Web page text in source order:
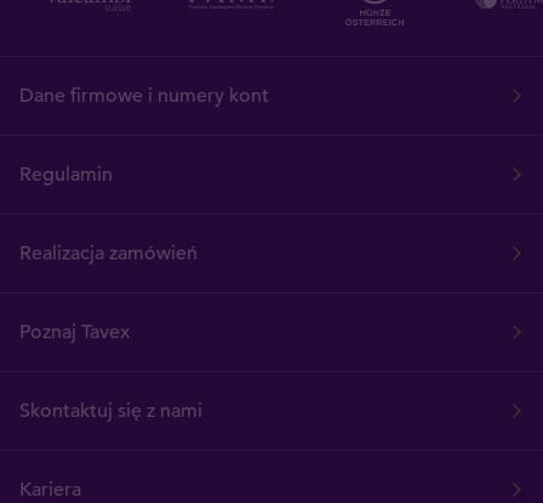
Dane firmowe i numery kont
Regulamin
Realizacja zamówień
Poznaj Tavex
Skontaktuj się z nami
Kariera